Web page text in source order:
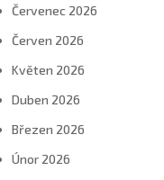
Červenec 2026
Červen 2026
Květen 2026
Duben 2026
Březen 2026
Únor 2026